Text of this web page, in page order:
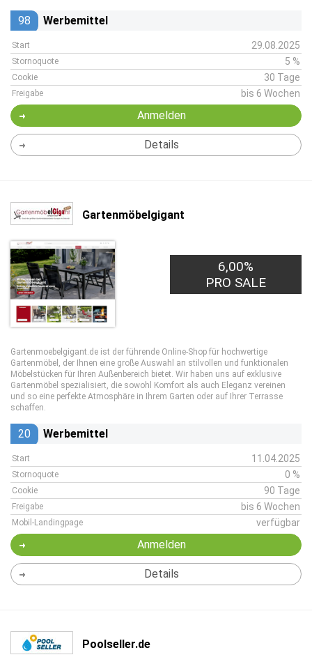
98 Werbemittel
Start 29.08.2025
Stornoquote 5 %
Cookie 30 Tage
Freigabe bis 6 Wochen
Anmelden
Details
Gartenmöbelgigant
6,00%
PRO SALE
Gartenmoebelgigant.de ist der führende Online-Shop für hochwertige
Gartenmöbel, der Ihnen eine große Auswahl an stilvollen und funktionalen
Möbelstücken für Ihren Außenbereich bietet. Wir haben uns auf exklusive
Gartenmöbel spezialisiert, die sowohl Komfort als auch Eleganz vereinen
und so eine perfekte Atmosphäre in Ihrem Garten oder auf Ihrer Terrasse
schaffen.
20 Werbemittel
Start 11.04.2025
Stornoquote 0 %
Cookie 90 Tage
Freigabe bis 6 Wochen
Mobil-Landingpage verfügbar
Anmelden
Details
Poolseller.de